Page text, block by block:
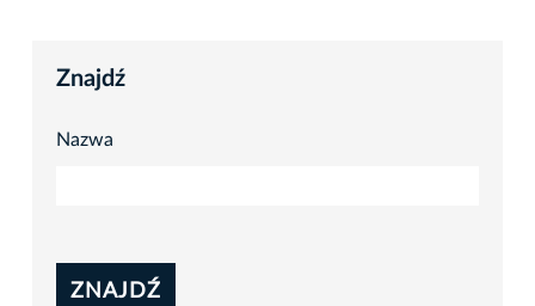
Znajdź
Nazwa
ZNAJDŹ